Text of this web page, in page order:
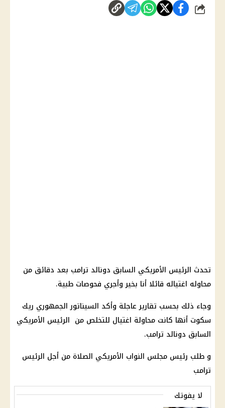
شارك
تحدث الرئيس الأمريكي السابق دونالد ترامب بعد دقائق من
محاوله اغتياله قائلا أنا بخير وأجري فحوصات طبية.
وجاء ذلك بحسب تقارير عاجلة وأكد السيناتور الجمهوري ريك
سكوت أنها كانت محاولة اغتيال للتخلص من الرئيس الأمريكي
السابق دونالد ترامب.
و طلب رئيس مجلس النواب الأمريكي الصلاة من أجل الرئيس
ترامب
لا يفوتك